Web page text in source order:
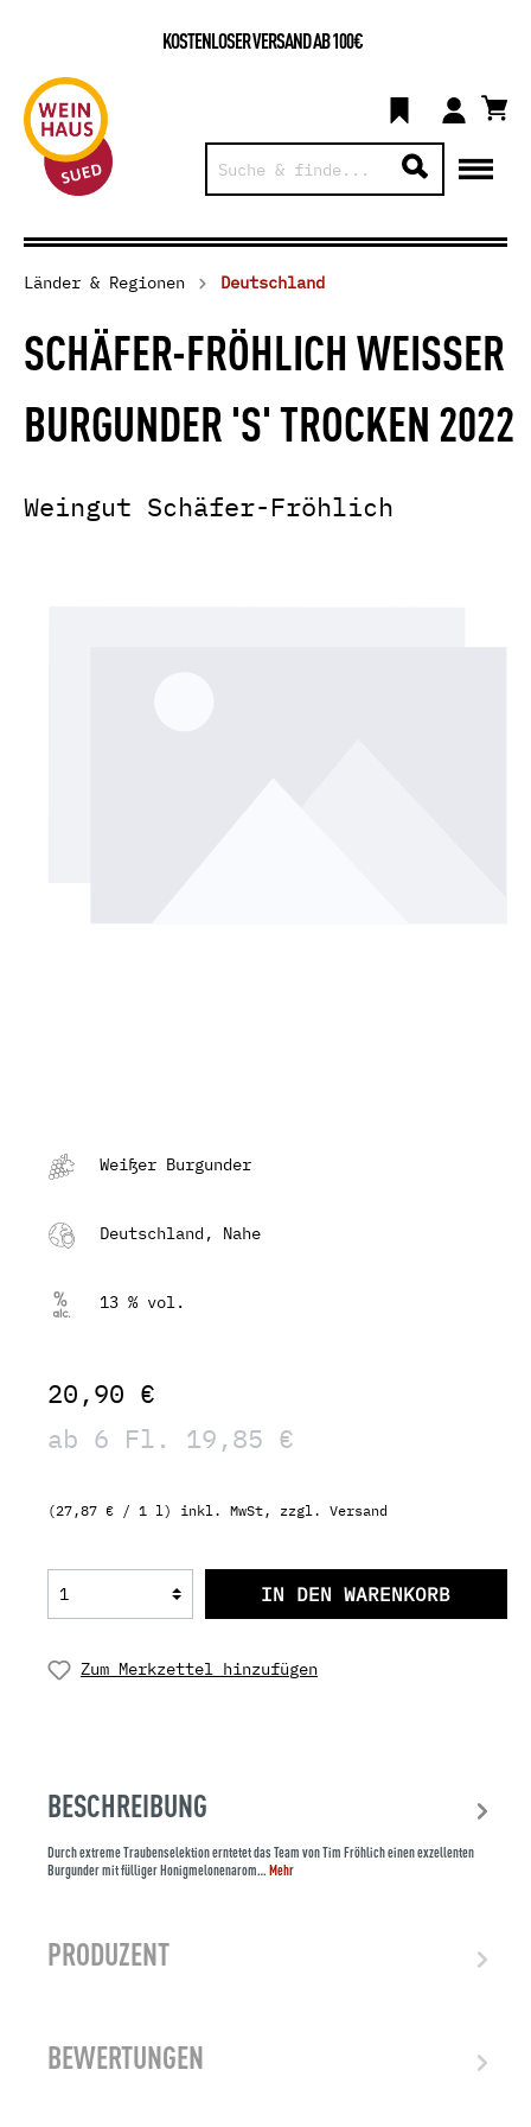
KOSTENLOSER VERSAND AB 100€
Länder & Regionen Deutschland
SCHÄFER-FRÖHLICH WEISSER
BURGUNDER 'S' TROCKEN 2022
Weingut Schäfer-Fröhlich
Weißer Burgunder
Deutschland, Nahe
13 % vol.
20,90 €
ab 6 Fl. 19,85 €
(27,87 € / 1 l) inkl. MwSt, zzgl. Versand
IN DEN WARENKORB
Zum Merkzettel hinzufügen
BESCHREIBUNG
Durch extreme Traubenselektion erntetet das Team von Tim Fröhlich einen exzellenten
Burgunder mit fülliger Honigmelonenarom…Mehr
PRODUZENT
BEWERTUNGEN